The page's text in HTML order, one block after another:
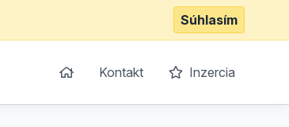
Súhlasím
Kontakt Inzercia